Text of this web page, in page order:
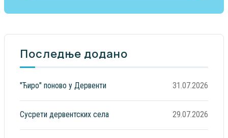
Последње додано
"Ћиро" поново у Дервенти 31.07.2026
Сусрети дервентских села 29.07.2026